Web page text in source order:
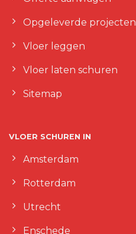
Opgeleverde projecten
Vloer leggen
Vloer laten schuren
Sitemap
VLOER SCHUREN IN
Amsterdam
Rotterdam
Utrecht
Enschede